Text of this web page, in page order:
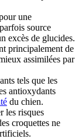
une
source
excès de glucides.
principalement de
assimilées par
tels que les
antioxydants
du chien.
les risques
croquettes ne